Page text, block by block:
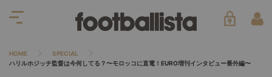
HOME
SPECIAL
ハリルホジッチ監督は今何してる？〜モロッコに直電！EURO増刊インタビュー番外編〜